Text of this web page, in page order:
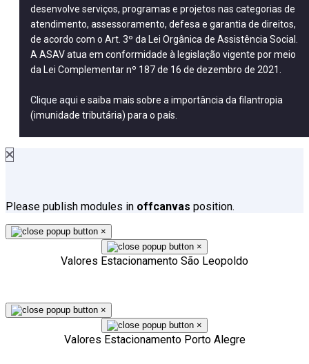
desenvolve serviços, programas e projetos nas categorias de
atendimento, assessoramento, defesa e garantia de direitos,
de acordo com o Art. 3º da Lei Orgânica de Assistência Social.
A ASAV atua em conformidade à legislação vigente por meio
da Lei Complementar nº 187 de 16 de dezembro de 2021.
Clique aqui e saiba mais sobre a importância da filantropia
(imunidade tributária) para o país.
Please publish modules in offcanvas position.
×
×
Valores Estacionamento São Leopoldo
×
×
Valores Estacionamento Porto Alegre